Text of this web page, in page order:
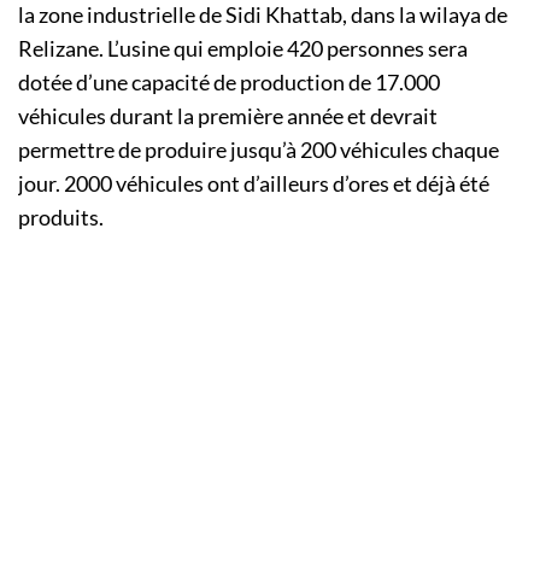
la zone industrielle de Sidi Khattab, dans la wilaya de
Relizane. L’usine qui emploie 420 personnes sera
dotée d’une capacité de production de 17.000
véhicules durant la première année et devrait
permettre de produire jusqu’à 200 véhicules chaque
jour. 2000 véhicules ont d’ailleurs d’ores et déjà été
produits.